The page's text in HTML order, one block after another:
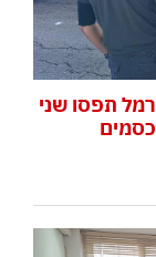
תפסו שני